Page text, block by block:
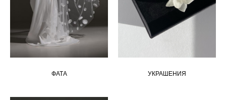
ФАТА УКРАШЕНИЯ